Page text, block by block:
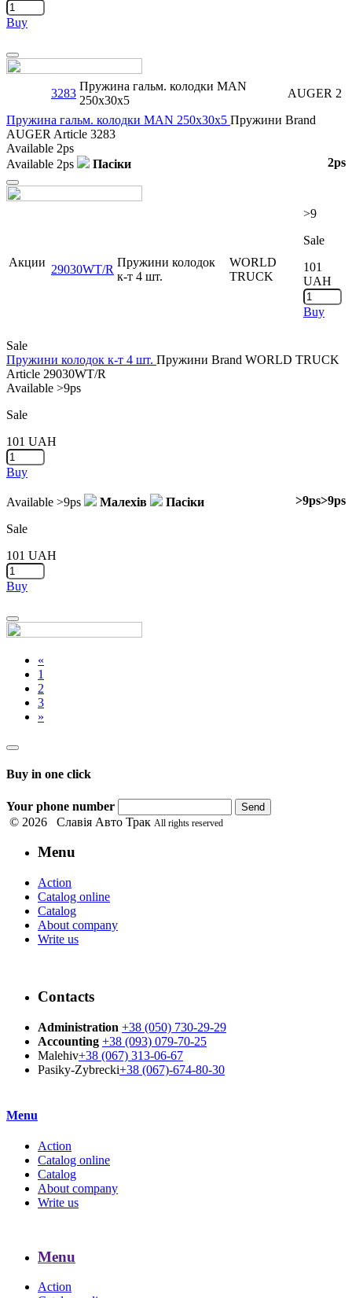
Buy
Close
3283
Пружина гальм. колодки MAN
250x30x5
AUGER 2
Пружина гальм. колодки MAN 250x30x5 Пружини Brand
AUGER Article 3283
Available 2ps
Available 2ps Пасіки 2ps
Close
Акции
29030WT/R
Пружини колодок
к-т 4 шт.
WORLD
TRUCK
>9
Sale
101
UAH
Buy
Sale
Пружини колодок к-т 4 шт. Пружини Brand WORLD TRUCK
Article 29030WT/R
Available >9ps
Sale
101 UAH
Buy
Available >9ps Малехів >9ps
Пасіки >9ps
Sale
101 UAH
Buy
Close
«
1
2
3
»
Buy in one click
Your phone number Send
© 2026 Славія Авто Трак All rights reserved
Menu
Action
Catalog online
Catalog
About company
Write us
Contacts
Administration +38 (050) 730-29-29
Accounting +38 (093) 079-70-25
Malehiv+38 (067) 313-06-67
Pasiky-Zybrecki+38 (067)-674-80-30
Menu
Action
Catalog online
Catalog
About company
Write us
Menu
Action